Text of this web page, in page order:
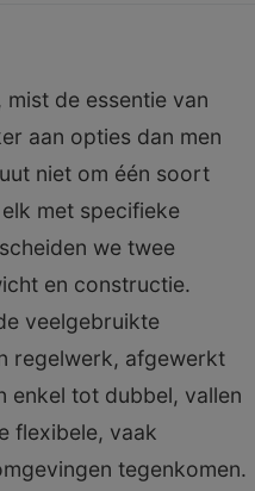
de essentie van
aan opties dan men
niet om één soort
met specifieke
we twee
en constructie.
veelgebruikte
regelwerk, afgewerkt
enkel tot dubbel, vallen
flexibele, vaak
tegenkomen.